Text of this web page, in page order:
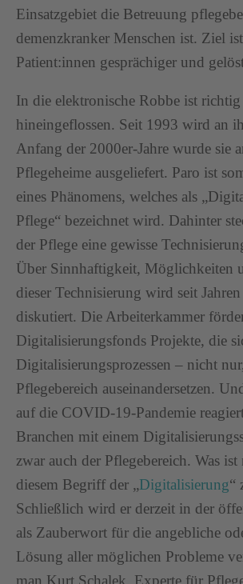
Einsatzgebiet die Betreuung
demenzkranker Menschen ist. Ziel
Patient:innen gesprächiger und
In die elektronische Robbe ist
hineingeflossen. Seit 1993 wird an
Anfang der 2000er-Jahre wurde sie
Pflegeheime ausgeliefert. Paro ist
eines Phänomens, welches als
Pflege“ bezeichnet wird. Dahinter
der Pflege eine gewisse
Über Sinnhaftigkeit, Möglichkeiten
dieser Technisierung wird seit
diskutiert. Die Arbeiterkammer
Digitalisierungsfonds Projekte, die
Digitalisierungsprozessen – nicht
Pflegebereich auseinandersetzen.
auf die COVID-19-Pandemie
Branchen mit einem
zwar auch der Pflegebereich. Was
diesem Begriff der „Digitalisierung“
Schließlich wird er derzeit in der
als Zauberwort für die angebliche
Lösung aller möglichen Probleme
man Kurt Schalek, Experte für